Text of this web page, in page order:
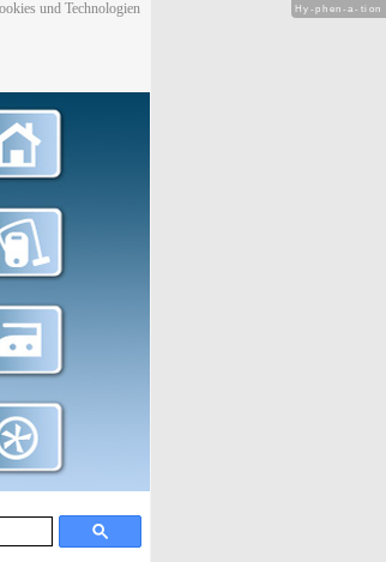
und Technologien
Hy-phen-a-tion